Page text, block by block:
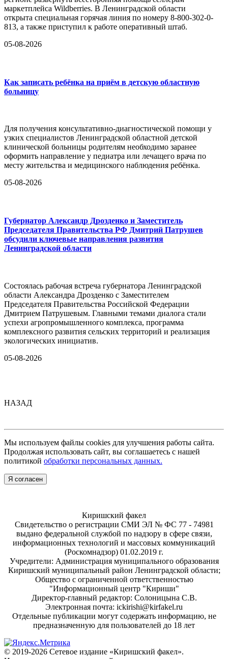
маркетплейса Wildberries. В Ленинградской области
открыта специальная горячая линия по номеру 8-800-302-0-
813, а также приступил к работе оперативный штаб.
05-08-2026
Как записать ребёнка на приём в детскую областную
больницу
Для получения консультативно-диагностической помощи у
узких специалистов Ленинградской областной детской
клинической больницы родителям необходимо заранее
оформить направление у педиатра или лечащего врача по
месту жительства и медицинского наблюдения ребёнка.
05-08-2026
Губернатор Александр Дрозденко и Заместитель
Председателя Правительства РФ Дмитрий Патрушев
обсудили ключевые направления развития
Ленинградской области
Состоялась рабочая встреча губернатора Ленинградской
области Александра Дрозденко с Заместителем
Председателя Правительства Российской Федерации
Дмитрием Патрушевым. Главными темами диалога стали
успехи агропромышленного комплекса, программа
комплексного развития сельских территорий и реализация
экологических инициатив.
05-08-2026
НАЗАД
Мы используем файлы cookies для улучшения работы сайта.
Продолжая использовать сайт, вы соглашаетесь с нашей
политикой обработки персональных данных.
Я согласен
Киришский факел
Свидетельство о регистрации СМИ ЭЛ № ФС 77 - 74981
выдано федеральной службой по надзору в сфере связи,
информационных технологий и массовых коммуникаций
(Роскомнадзор) 01.02.2019 г.
Учредители: Администрация муниципального образования
Киришский муниципальный район Ленинградской области;
Общество с ограниченной ответственностью
"Информационный центр "Кириши"
Директор-главный редактор: Солоницына С.В.
Электронная почта: ickirishi@kirfakel.ru
Отдельные публикации могут содержать информацию, не
предназначенную для пользователей до 18 лет
© 2019-2026 Сетевое издание «Киришский факел».